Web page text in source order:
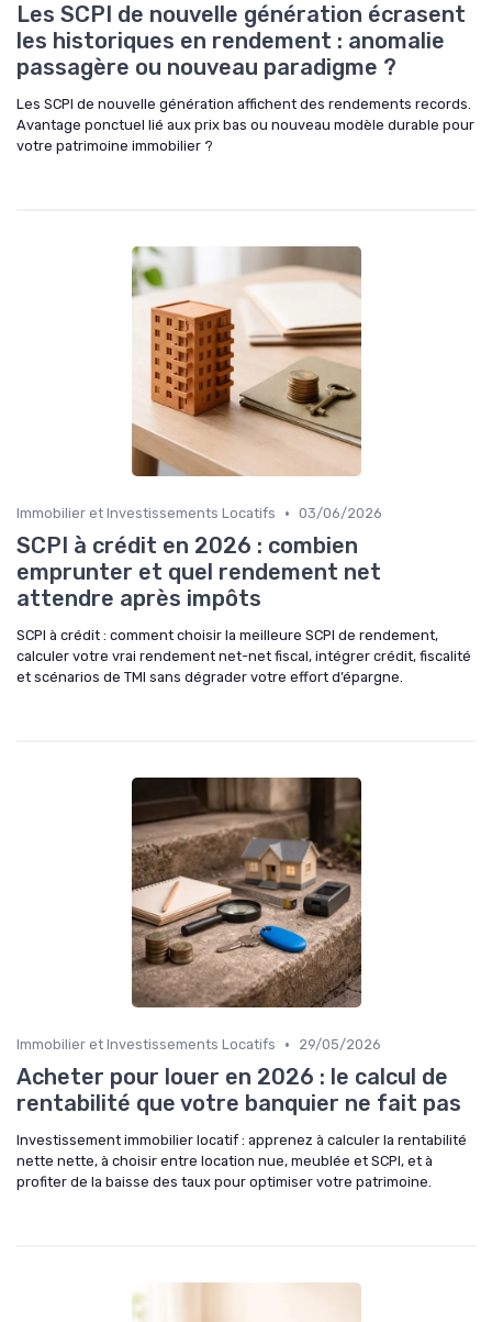
Les SCPI de nouvelle génération écrasent
les historiques en rendement : anomalie
passagère ou nouveau paradigme ?
Les SCPI de nouvelle génération affichent des rendements records.
Avantage ponctuel lié aux prix bas ou nouveau modèle durable pour
votre patrimoine immobilier ?
Immobilier et Investissements Locatifs • 03/06/2026
SCPI à crédit en 2026 : combien
emprunter et quel rendement net
attendre après impôts
SCPI à crédit : comment choisir la meilleure SCPI de rendement,
calculer votre vrai rendement net-net fiscal, intégrer crédit, fiscalité
et scénarios de TMI sans dégrader votre effort d’épargne.
Immobilier et Investissements Locatifs • 29/05/2026
Acheter pour louer en 2026 : le calcul de
rentabilité que votre banquier ne fait pas
Investissement immobilier locatif : apprenez à calculer la rentabilité
nette nette, à choisir entre location nue, meublée et SCPI, et à
profiter de la baisse des taux pour optimiser votre patrimoine.